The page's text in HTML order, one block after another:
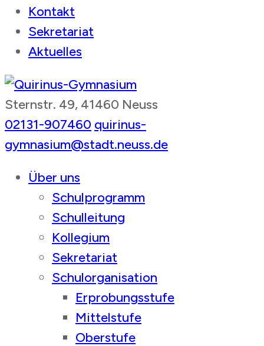
Kontakt
Sekretariat
Aktuelles
Quirinus-Gymnasium
Sternstr. 49, 41460 Neuss
02131-907460 quirinus-
gymnasium@stadt.neuss.de
Über uns
Schulprogramm
Schulleitung
Kollegium
Sekretariat
Schulorganisation
Erprobungsstufe
Mittelstufe
Oberstufe